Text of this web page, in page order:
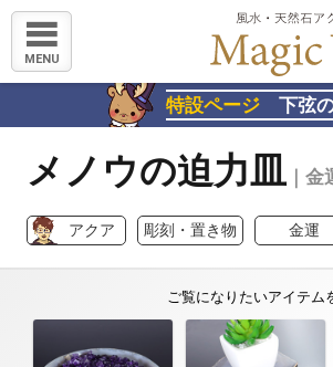
MENU
特設ページ 下弦
メノウの迫力皿 ｜
アクア 彫刻・置き物 金運